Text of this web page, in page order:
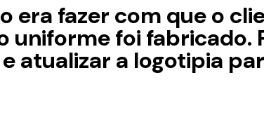
era fazer com que o
uniforme foi fabricado.
atualizar a logotipia